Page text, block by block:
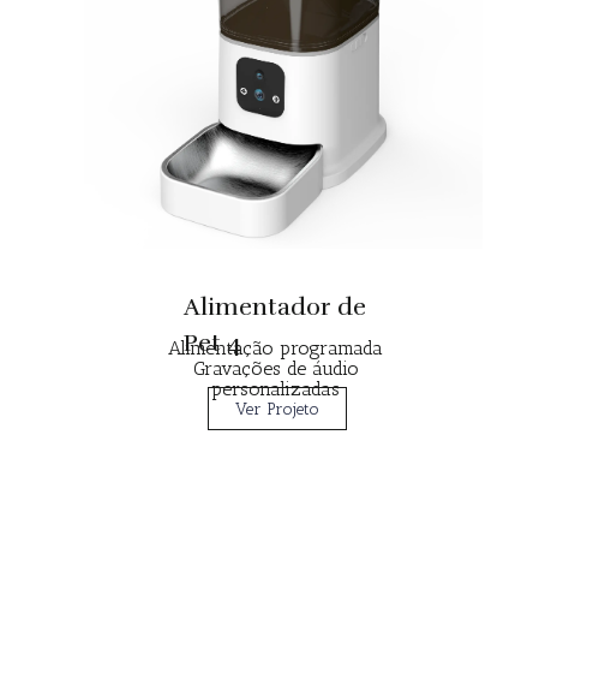
Alimentador de
Pet 4
Alimentação programada
Gravações de áudio
personalizadas
Ver Projeto